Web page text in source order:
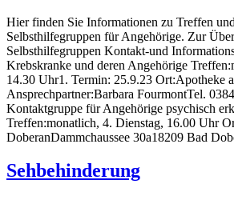
Hier finden Sie Informationen zu Treffen
Selbsthilfegruppen für Angehörige. Zur
Selbsthilfegruppen Kontakt-und
Krebskranke und deren Angehörige
14.30 Uhr1. Termin: 25.9.23 Ort:Apotheke
Ansprechpartner:Barbara FourmontTel.
Kontaktgruppe für Angehörige psychisch
Treffen:monatlich, 4. Dienstag, 16.00 Uhr
DoberanDammchaussee 30a18209 Bad
Sehbehinderung